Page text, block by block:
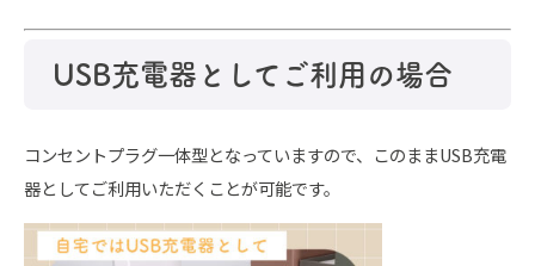
USB充電器としてご利用の場合
コンセントプラグ一体型となっていますので、このままUSB充電
器としてご利用いただくことが可能です。